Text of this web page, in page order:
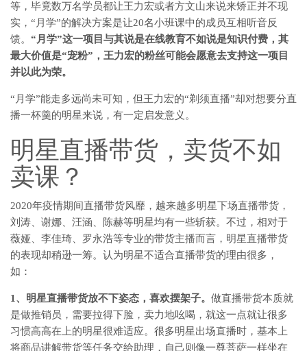
等，毕竟数万名学员都让王力宏或者方文山来说来矫正并不现
实，“月学”的解决方案是让20名小班课中的成员互相听音反
馈。 “月学”这一项目与其说是在线教育不如说是知识付费，其
最大价值是“宠粉”，王力宏的粉丝可能会愿意去支持这一项目
并以此为荣。
“月学”能走多远尚未可知，但王力宏的“剃须直播”却对想要分直
播一杯羹的明星来说，有一定启发意义。
明星直播带货，卖货不如
卖课？
2020年疫情期间直播带货风靡，越来越多明星下场直播带货，
刘涛、谢娜、汪涵、陈赫等明星均有一些斩获。不过，相对于
薇娅、李佳琦、罗永浩等专业的带货主播而言，明星直播带货
的表现却稍逊一筹。认为明星不适合直播带货的理由很多，
如：
1、明星直播带货放不下姿态，喜欢摆架子。 做直播带货本质就
是做推销员，需要拉得下脸，卖力地吆喝，就这一点就让很多
习惯高高在上的明星很难适应。很多明星出场直播时，基本上
将商品讲解带货等任务交给助理，自己则像一尊菩萨一样坐在